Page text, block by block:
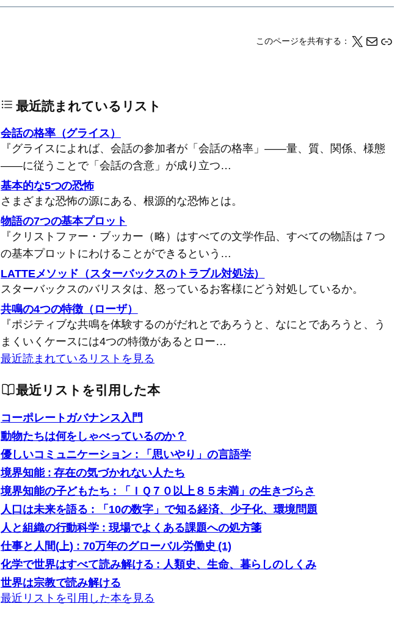
このページを共有する： X メール このページの情報をクリップボードにコピーする
最近読まれているリスト
会話の格率（グライス）
『グライスによれば、会話の参加者が「会話の格率」――量、質、関係、様態
――に従うことで「会話の含意」が成り立つ…
基本的な5つの恐怖
さまざまな恐怖の源にある、根源的な恐怖とは。
物語の7つの基本プロット
『クリストファー・ブッカー（略）はすべての文学作品、すべての物語は７つ
の基本プロットにわけることができるという…
LATTEメソッド（スターバックスのトラブル対処法）
スターバックスのバリスタは、怒っているお客様にどう対処しているか。
共鳴の4つの特徴（ローザ）
『ポジティブな共鳴を体験するのがだれとであろうと、なにとであろうと、う
まくいくケースには4つの特徴があるとロー…
最近読まれているリストを見る
最近リストを引用した本
コーポレートガバナンス入門
動物たちは何をしゃべっているのか？
優しいコミュニケーション : 「思いやり」の言語学
境界知能 : 存在の気づかれない人たち
境界知能の子どもたち : 「ＩＱ７０以上８５未満」の生きづらさ
人口は未来を語る : 「10の数字」で知る経済、少子化、環境問題
人と組織の行動科学 : 現場でよくある課題への処方箋
仕事と人間(上) : 70万年のグローバル労働史 (1)
化学で世界はすべて読み解ける : 人類史、生命、暮らしのしくみ
世界は宗教で読み解ける
最近リストを引用した本を見る